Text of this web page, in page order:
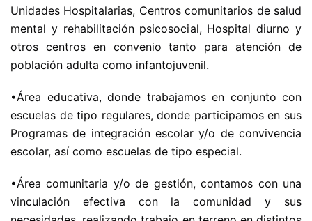
Unidades Hospitalarias, Centros comunitarios de salud
mental y rehabilitación psicosocial, Hospital diurno y
otros centros en convenio tanto para atención de
población adulta como infantojuvenil.
•Área educativa, donde trabajamos en conjunto con
escuelas de tipo regulares, donde participamos en sus
Programas de integración escolar y/o de convivencia
escolar, así como escuelas de tipo especial.
•Área comunitaria y/o de gestión, contamos con una
vinculación efectiva con la comunidad y sus